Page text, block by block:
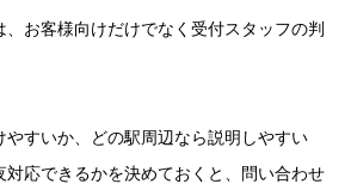
お客様向けだけでなく受付スタッフの判
やすいか、どの駅周辺なら説明しやすい
対応できるかを決めておくと、問い合わせ